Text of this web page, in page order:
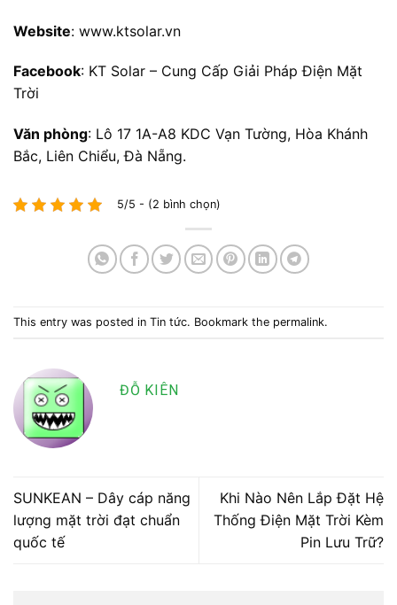
Website: www.ktsolar.vn
Facebook: KT Solar – Cung Cấp Giải Pháp Điện Mặt
Trời
Văn phòng: Lô 17 1A-A8 KDC Vạn Tường, Hòa Khánh
Bắc, Liên Chiểu, Đà Nẵng.
5/5 - (2 bình chọn)
This entry was posted in Tin tức. Bookmark the permalink.
ĐỖ KIÊN
SUNKEAN – Dây cáp năng
lượng mặt trời đạt chuẩn
quốc tế
Khi Nào Nên Lắp Đặt Hệ
Thống Điện Mặt Trời Kèm
Pin Lưu Trữ?